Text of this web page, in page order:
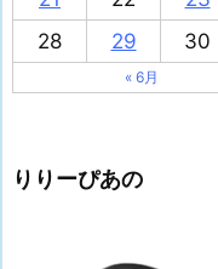
28
29 30
« 6月
りりーぴあの